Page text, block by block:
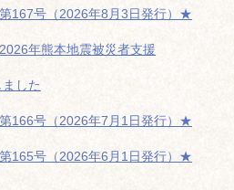
167号（2026年8月3日発行）★
年熊本地震被災者支援
した
166号（2026年7月1日発行）★
165号（2026年6月1日発行）★